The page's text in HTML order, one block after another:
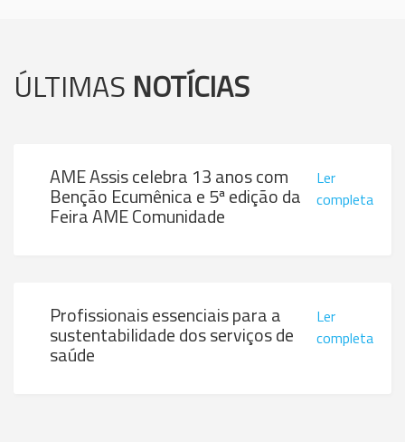
ÚLTIMAS NOTÍCIAS
AME Assis celebra 13 anos com
Benção Ecumênica e 5ª edição da
Feira AME Comunidade
Ler
completa
Profissionais essenciais para a
sustentabilidade dos serviços de
saúde
Ler
completa